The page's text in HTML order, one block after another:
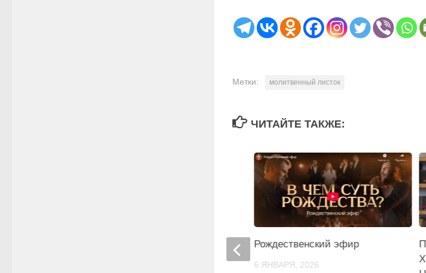
Метки: молитвенный листок
ЧИТАЙТЕ ТАКЖЕ:
Рождественский эфир
6 ЯНВАРЯ, 2026